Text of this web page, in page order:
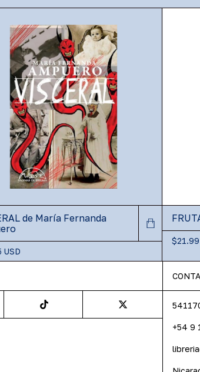
de María Fernanda
USD
$21.99
+54 9